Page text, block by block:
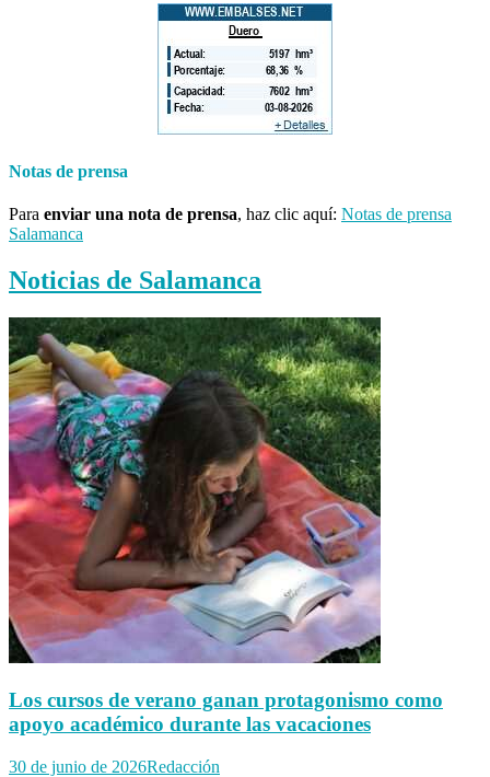
Notas de prensa
Para enviar una nota de prensa, haz clic aquí: Notas de prensa
Salamanca
Noticias de Salamanca
Los cursos de verano ganan protagonismo como
apoyo académico durante las vacaciones
30 de junio de 2026Redacción